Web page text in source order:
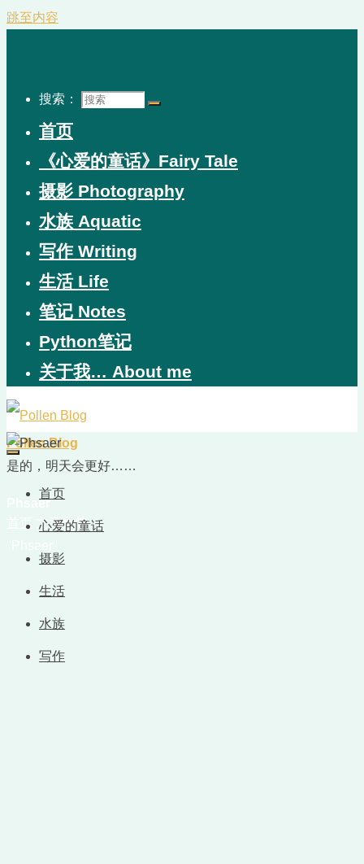
跳至内容
搜索：
首页
《心爱的童话》Fairy Tale
摄影 Photography
水族 Aquatic
写作 Writing
生活 Life
笔记 Notes
Python笔记
关于我… About me
Pollen Blog
是的，明天会更好……
首页
心爱的童话
摄影
生活
水族
写作
Phsaer
首页
文章标签